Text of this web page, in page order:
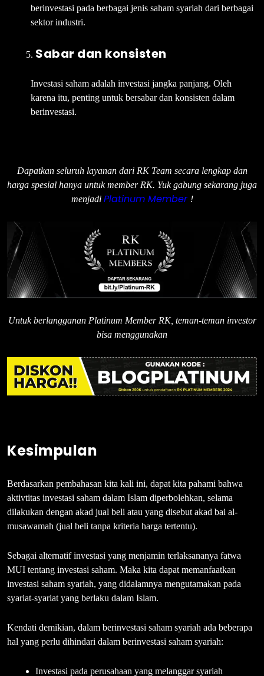
berinvestasi pada berbagai jenis saham syariah dari berbagai
sektor industri.
Sabar dan konsisten
Investasi saham adalah investasi jangka panjang. Oleh
karena itu, penting untuk bersabar dan konsisten dalam
berinvestasi.
Dapatkan seluruh layanan dari RK Team secara lengkap dan
harga spesial hanya untuk member RK. Yuk gabung sekarang juga
menjadi Platinum Member !
Untuk berlangganan Platinum Member RK, teman-teman investor
bisa menggunakan
Kesimpulan
Berdasarkan pembahasan kita kali ini, dapat kita pahami bahwa
aktivtitas investasi saham dalam Islam diperbolehkan, selama
dilakukan dengan akad jual beli atau yang disebut akad bai al-
musawamah (jual beli tanpa kriteria harga tertentu).
Sebagai alternatif investasi yang menjamin terlaksananya fatwa
MUI tentang investasi saham. Maka kita dapat memanfaatkan
investasi saham syariah, yang didalamnya mengutamakan pada
syariat-syariat yang berlaku dalam Islam.
Kendati demikian, dalam berinvestasi saham syariah ada beberapa
hal yang perlu dihindari dalam berinvestasi saham syariah:
Investasi pada perusahaan yang melanggar syariah